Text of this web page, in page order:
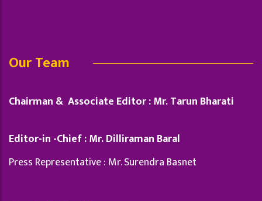
Our Team
Chairman & Associate Editor : Mr. Tarun Bharati
Editor-in -Chief : Mr. Dilliraman Baral
Press Representative : Mr. Surendra Basnet